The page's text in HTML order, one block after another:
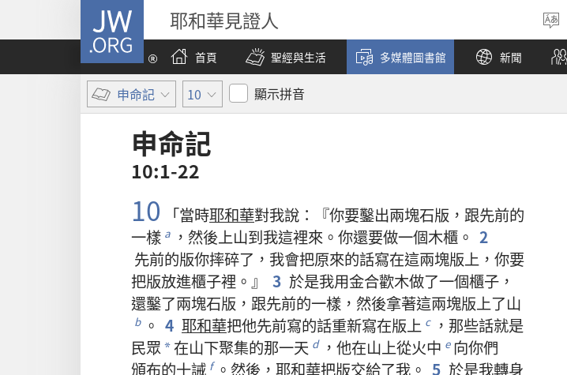
JW.ORG 耶和華見證人
首頁
聖經與生活 多媒體圖書館 新聞
申命記 10 顯示拼音
申命記
10:1-22
10 「當時耶和華對我說 ：『你要鑿出兩塊石版 ， 跟先前的
一樣 a ， 然後上山到我這裡來 。 你還要做一個木櫃 。 2
先前的版你摔碎了 ， 我會把原來的話寫在這兩塊版上 ， 你要
把版放進櫃子裡 。』 3 於是我用金合歡木做了一個櫃子 ，
還鑿了兩塊石版 ， 跟先前的一樣 ， 然後拿著這兩塊版上了山
b 。 4 耶和華把他先前寫的話重新寫在版上 c ， 那些話就是
民眾*在山下聚集的那一天 d ， 他在山上從火中 e 向你們
頒布的十誡 f 。 然後 ， 耶和華把版交給了我 。 5 於是我轉身